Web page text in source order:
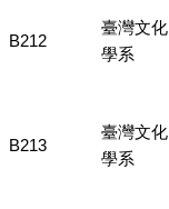
B212
臺灣文化
學系
B213
臺灣文化
學系